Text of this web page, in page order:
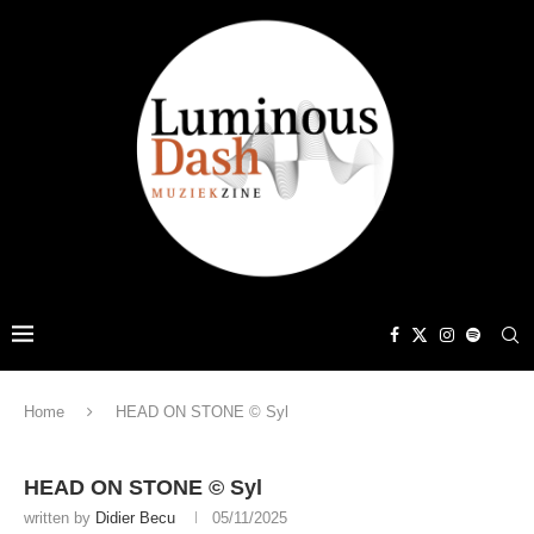
Home HEAD ON STONE © Syl
HEAD ON STONE © Syl
written by Didier Becu 05/11/2025